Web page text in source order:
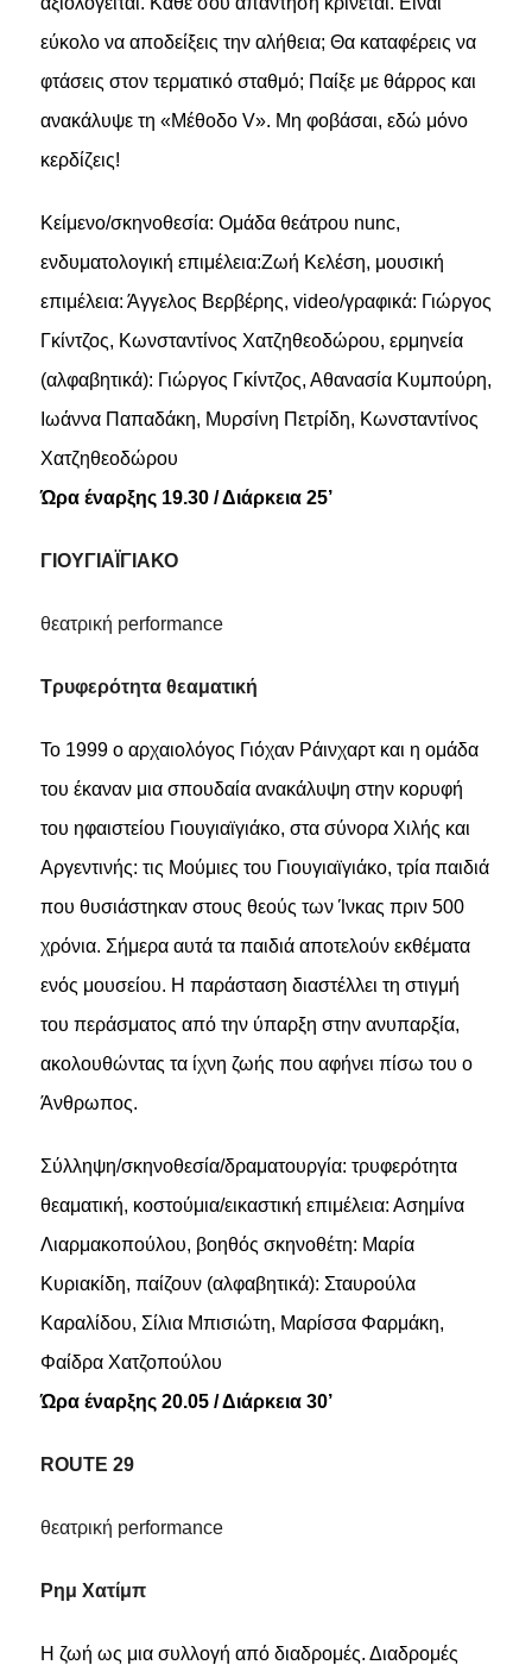
εύκολο να αποδείξεις την αλήθεια; Θα καταφέρεις να
φτάσεις στον τερματικό σταθμό; Παίξε με θάρρος και
ανακάλυψε τη «Μέθοδο V». Μη φοβάσαι, εδώ μόνο
κερδίζεις!
Κείμενο/σκηνοθεσία: Ομάδα θεάτρου nunc,
ενδυματολογική επιμέλεια:Ζωή Κελέση, μουσική
επιμέλεια: Άγγελος Βερβέρης, video/γραφικά: Γιώργος
Γκίντζος, Κωνσταντίνος Χατζηθεοδώρου, ερμηνεία
(αλφαβητικά): Γιώργος Γκίντζος, Αθανασία Κυμπούρη,
Ιωάννα Παπαδάκη, Μυρσίνη Πετρίδη, Κωνσταντίνος
Χατζηθεοδώρου
Ώρα έναρξης 19.30 / Διάρκεια 25’
ΓΙΟΥΓΙΑΪΓΙΑΚΟ
θεατρική performance
Τρυφερότητα θεαματική
Το 1999 ο αρχαιολόγος Γιόχαν Ράινχαρτ και η ομάδα
του έκαναν μια σπουδαία ανακάλυψη στην κορυφή
του ηφαιστείου Γιουγιαϊγιάκο, στα σύνορα Χιλής και
Αργεντινής: τις Μούμιες του Γιουγιαϊγιάκο, τρία παιδιά
που θυσιάστηκαν στους θεούς των Ίνκας πριν 500
χρόνια. Σήμερα αυτά τα παιδιά αποτελούν εκθέματα
ενός μουσείου. Η παράσταση διαστέλλει τη στιγμή
του περάσματος από την ύπαρξη στην ανυπαρξία,
ακολουθώντας τα ίχνη ζωής που αφήνει πίσω του ο
Άνθρωπος.
Σύλληψη/σκηνοθεσία/δραματουργία: τρυφερότητα
θεαματική, κοστούμια/εικαστική επιμέλεια: Ασημίνα
Λιαρμακοπούλου, βοηθός σκηνοθέτη: Μαρία
Κυριακίδη, παίζουν (αλφαβητικά): Σταυρούλα
Καραλίδου, Σίλια Μπισιώτη, Μαρίσσα Φαρμάκη,
Φαίδρα Χατζοπούλου
Ώρα έναρξης 20.05 / Διάρκεια 30’
ROUTE 29
θεατρική performance
Ρημ Χατίμπ
Η ζωή ως μια συλλογή από διαδρομές. Διαδρομές